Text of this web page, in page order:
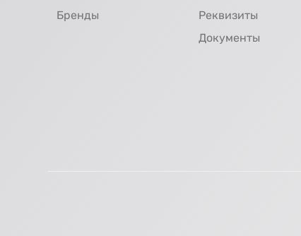
Бренды
Реквизиты
Документы